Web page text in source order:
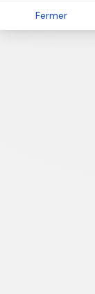
Fermer